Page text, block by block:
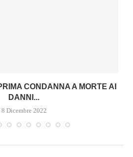
CONDANNA A MORTE AI
DANNI...
8 Dicembre 2022